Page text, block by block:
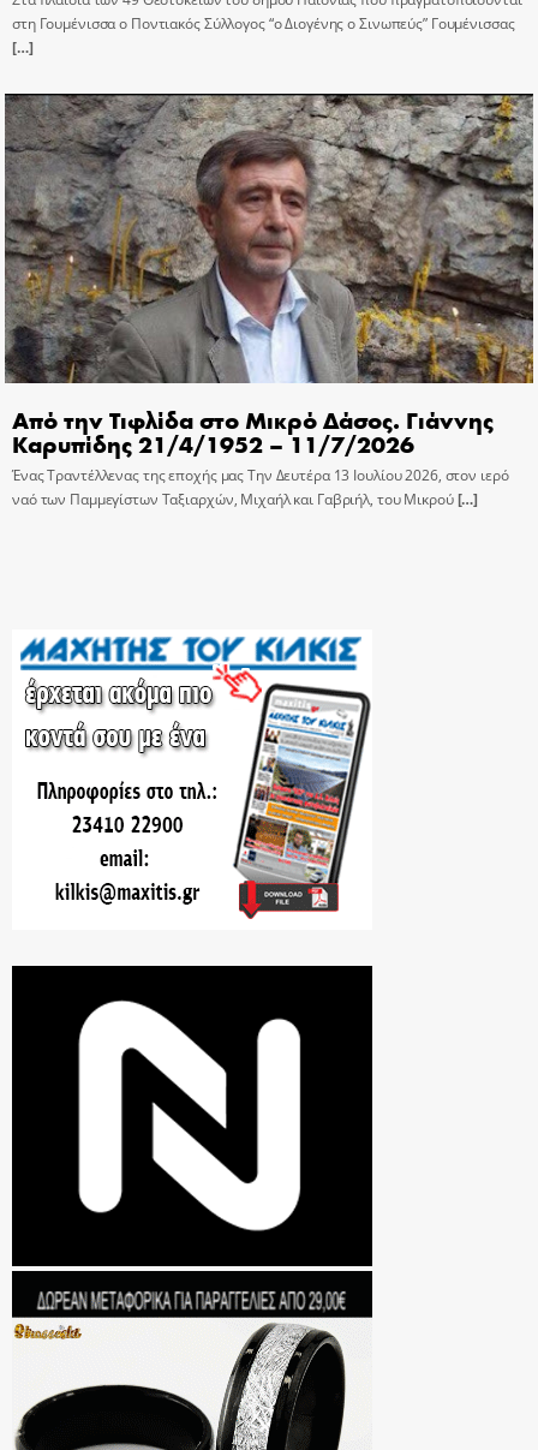
στη Γουμένισσα ο Ποντιακός Σύλλογος “ο Διογένης ο Σινωπεύς” Γουμένισσας
[…]
Από την Τιφλίδα στο Μικρό Δάσος. Γιάννης
Καρυπίδης 21/4/1952 – 11/7/2026
Ένας Τραντέλλενας της εποχής μας Την Δευτέρα 13 Ιουλίου 2026, στον ιερό
ναό των Παμμεγίστων Ταξιαρχών, Μιχαήλ και Γαβριήλ, του Μικρού[…]